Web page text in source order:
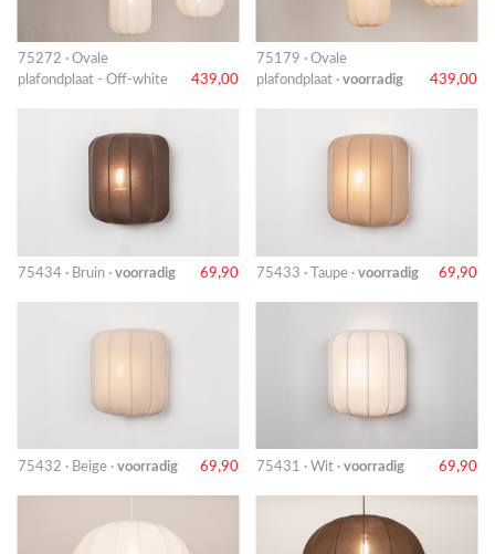
75272 · Ovale
plafondplaat - Off-white
439,00
75179 · Ovale
plafondplaat · voorradig 439,00
75434 · Bruin · voorradig 69,90 75433 · Taupe · voorradig 69,90
75432 · Beige · voorradig 69,90 75431 · Wit · voorradig 69,90